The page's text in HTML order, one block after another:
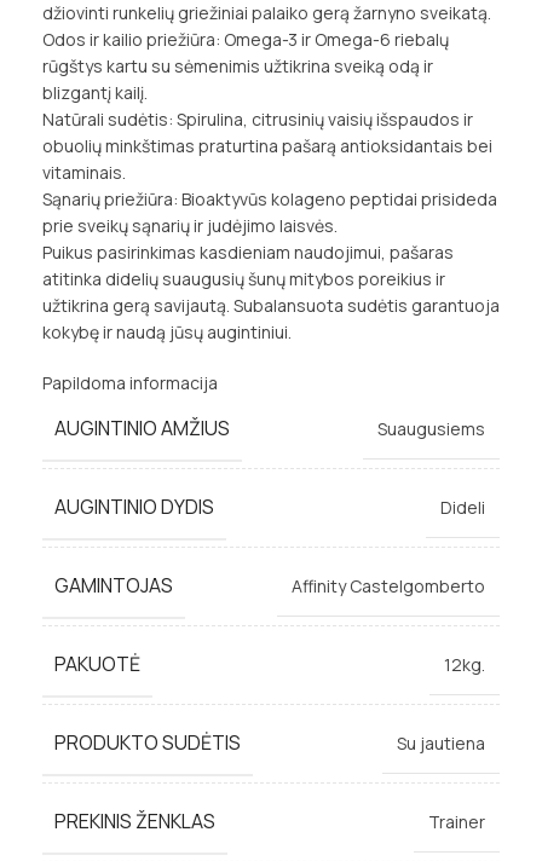
džiovinti runkelių griežiniai palaiko gerą žarnyno sveikatą.
Odos ir kailio priežiūra: Omega-3 ir Omega-6 riebalų
rūgštys kartu su sėmenimis užtikrina sveiką odą ir
blizgantį kailį.
Natūrali sudėtis: Spirulina, citrusinių vaisių išspaudos ir
obuolių minkštimas praturtina pašarą antioksidantais bei
vitaminais.
Sąnarių priežiūra: Bioaktyvūs kolageno peptidai prisideda
prie sveikų sąnarių ir judėjimo laisvės.
Puikus pasirinkimas kasdieniam naudojimui, pašaras
atitinka didelių suaugusių šunų mitybos poreikius ir
užtikrina gerą savijautą. Subalansuota sudėtis garantuoja
kokybę ir naudą jūsų augintiniui.
Papildoma informacija
AUGINTINIO AMŽIUS Suaugusiems
AUGINTINIO DYDIS Dideli
GAMINTOJAS Affinity Castelgomberto
PAKUOTĖ 12kg.
PRODUKTO SUDĖTIS Su jautiena
PREKINIS ŽENKLAS Trainer